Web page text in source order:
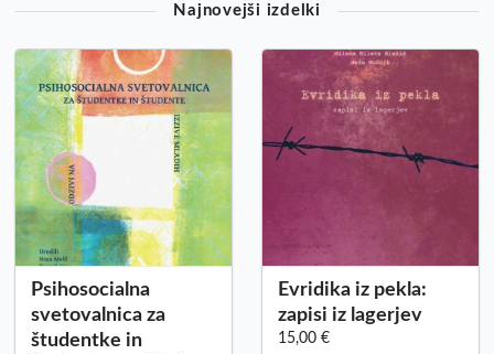
Najnovejši izdelki
Psihosocialna
svetovalnica za
študentke in
Evridika iz pekla:
zapisi iz lagerjev
15,00 €